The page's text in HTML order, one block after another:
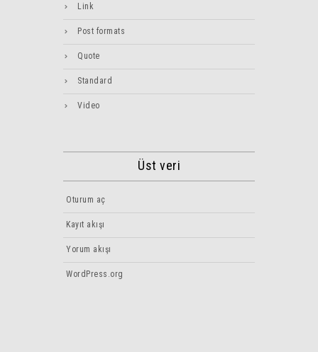
Link
Post formats
Quote
Standard
Video
Üst veri
Oturum aç
Kayıt akışı
Yorum akışı
WordPress.org